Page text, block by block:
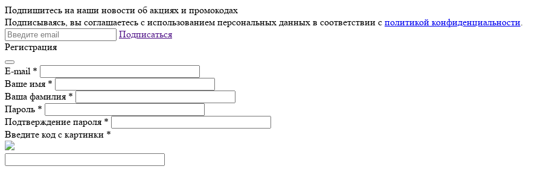
Подпишитесь на наши новости об акциях и промокодах
Подписываясь, вы соглашаетесь с использованием персональных данных в соответствии с политикой конфиденциальности.
Подписаться
Регистрация
E-mail *
Ваше имя *
Ваша фамилия *
Пароль *
Подтверждение пароля *
Введите код с картинки *